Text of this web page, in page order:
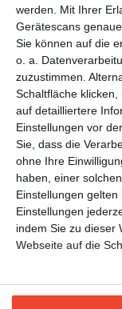
werden.
Mit Ihrer
Gerätescans
Sie können auf die
o. a.
zuzustimmen.
Schaltfläche
auf detailliertere
Einstellungen vor
Sie, dass die
ohne Ihre
haben, einer
Einstellungen
Einstellungen
indem Sie zu dieser
Webseite auf die
Entdecken Sie auch:
Newsletter